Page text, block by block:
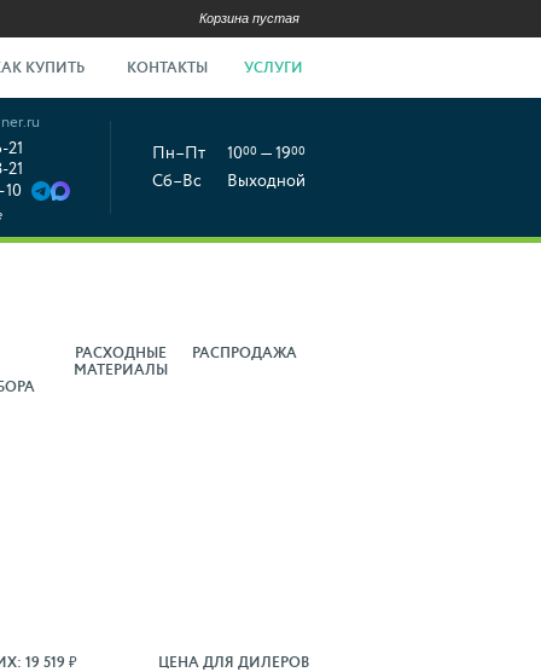
Корзина пустая
КУПИТЬ КОНТАКТЫ УСЛУГИ
21
21
10
Пн–Пт 1000 — 1900
Сб–Вс Выходной
РАСХОДНЫЕ
МАТЕРИАЛЫ
РАСПРОДАЖА
19 519 ₽ ЦЕНА ДЛЯ ДИЛЕРОВ